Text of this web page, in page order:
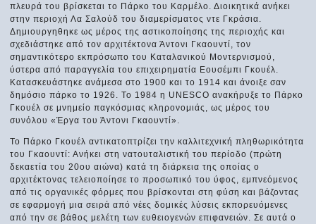
πλευρά του βρίσκεται το Πάρκο του Καρμέλο. Διοικητικά ανήκει
στην περιοχή Λα Σαλούδ του διαμερίσματος ντε Γκράσια.
Δημιουργηθηκε ως μέρος της αστικοποίησης της περιοχής και
σχεδιάστηκε από τον αρχιτέκτονα Άντονι Γκαουντί, τον
σημαντικότερο εκπρόσωπο του Καταλανικού Μοντερνισμού,
ύστερα από παραγγελία του επιχειρηματία Εουσέμπι Γκουέλ.
Κατασκευάστηκε ανάμεσα στο 1900 και το 1914 και άνοιξε σαν
δημόσιο πάρκο το 1926. Το 1984 η UNESCO ανακήρυξε το Πάρκο
Γκουέλ σε μνημείο παγκόσμιας κληρονομιάς, ως μέρος του
συνόλου «Έργα του Άντονι Γκαουντί».
Το Πάρκο Γκουέλ αντικατοπτρίζει την καλλιτεχνική πληθωρικότητα
του Γκαουντί: Ανήκει στη νατουταλιστική του περίοδο (πρώτη
δεκαετία του 20ου αιώνα) κατά τη διάρκεια της οποίας ο
αρχιτέκτονας τελειοποίησε το προσωπικό του ύφος, εμπνεόμενος
από τις οργανικές φόρμες που βρίσκονται στη φύση και βάζοντας
σε εφαρμογή μια σειρά από νέες δομικές λύσεις εκπορευόμενες
από την σε βάθος μελέτη των ευθειογενών επιφανειών. Σε αυτά ο